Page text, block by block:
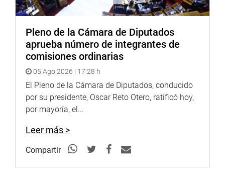
La referida iniciativa legislativa busca ayudar al cierre de
brechas de viviendas en el caso de los peruanos
retornados, asimismo será una oportunidad de inversión
para los Peruanos Residentes en el Extranjero.
INSTITUCIONAL
Pleno de la Cámara de Diputados
aprueba número de integrantes de
comisiones ordinarias
05 Ago 2026 | 17:28 h
El Pleno de la Cámara de Diputados, conducido
por su presidente, Oscar Reto Otero, ratificó hoy,
por mayoría, el...
Leer más >
Compartir